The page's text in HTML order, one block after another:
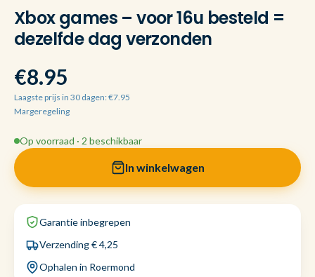
Xbox games – voor 16u besteld =
dezelfde dag verzonden
€8.95
Laagste prijs in 30 dagen: €7.95
Margeregeling
Op voorraad · 2 beschikbaar
In winkelwagen
Garantie inbegrepen
Verzending € 4,25
Ophalen in Roermond